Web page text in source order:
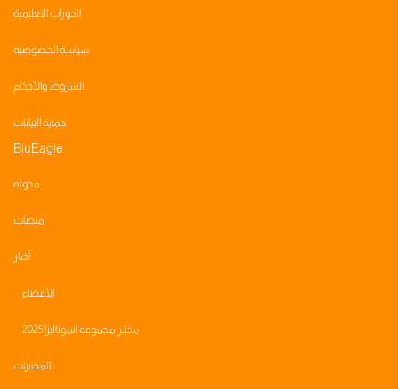
الدورات التعليمية
سياسة الخصوصية
الشروط والأحكام
حماية البيانات
BluEagle
مدونه
منصات
أخبار
الأعضاء
مختبر مجموعه الموناليزا 2025
المختبرات